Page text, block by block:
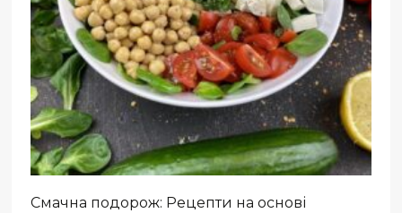
Смачна подорож: Рецепти на основі